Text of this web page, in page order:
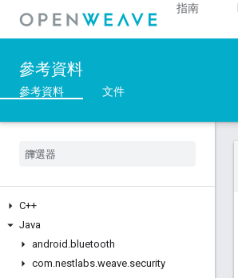
指南
參考資料
參考資料 文件
C++
Java
android .bluetooth
com.nestlabs.weave.security